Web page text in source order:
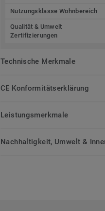
Nutzungsklasse Wohnbereich
Qualität & Umwelt
Zertifizierungen
Technische Merkmale
CE Konformitätserklärung
Leistungsmerkmale
Nachhaltigkeit, Umwelt &